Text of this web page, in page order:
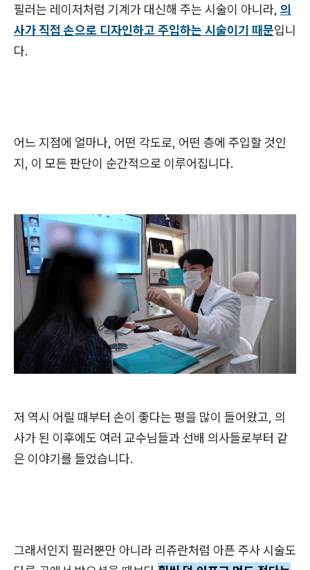
필러는 레이저처럼 기계가 대신해 주는 시술이 아니라, 의
사가 직접 손으로 디자인하고 주입하는 시술이기 때문입니
다.
어느 지점에 얼마나, 어떤 각도로, 어떤 층에 주입할 것인
지, 이 모든 판단이 순간적으로 이루어집니다.
저 역시 어릴 때부터 손이 좋다는 평을 많이 들어왔고, 의
사가 된 이후에도 여러 교수님들과 선배 의사들로부터 같
은 이야기를 들었습니다.
그래서인지 필러뿐만 아니라 리쥬란처럼 아픈 주사 시술도